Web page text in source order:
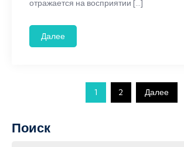
отражается на восприятии […]
Далее
Пагинация
записей
1 2 Далее
Поиск